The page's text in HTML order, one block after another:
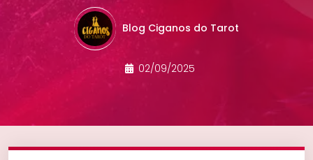
Blog Ciganos do Tarot
02/09/2025